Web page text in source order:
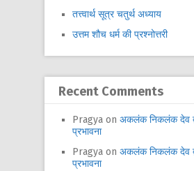
तत्त्वार्थ सूत्र चतुर्थ अध्याय
उत्तम शौच धर्म की प्रश्नोत्तरी
Recent Comments
Pragya on अकलंक निकलंक देव
प्रभावना
Pragya on अकलंक निकलंक देव
प्रभावना